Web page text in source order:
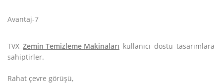
Avantaj-7
TVX Zemin Temizleme Makinaları kullanıcı dostu tasarımlara
sahiptirler.
Rahat çevre görüşü,